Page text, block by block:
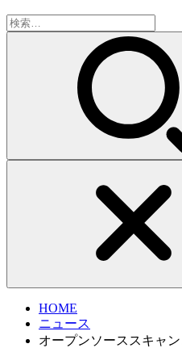
検
索:
HOME
ニュース
オープンソーススキャ